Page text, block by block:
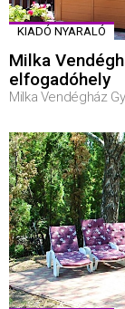
KIADÓ NYARALÓ
Milka
elfogadóhely
Milka Vendégház